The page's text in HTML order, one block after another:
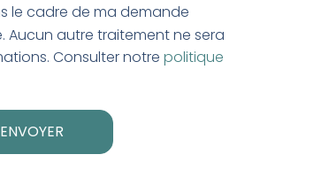
le cadre de ma demande
Aucun autre traitement ne sera
Consulter notre politique
ENVOYER